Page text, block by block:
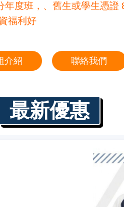
度班，、舊生或學生憑證
福利好
介紹 聯絡我們
最新優惠